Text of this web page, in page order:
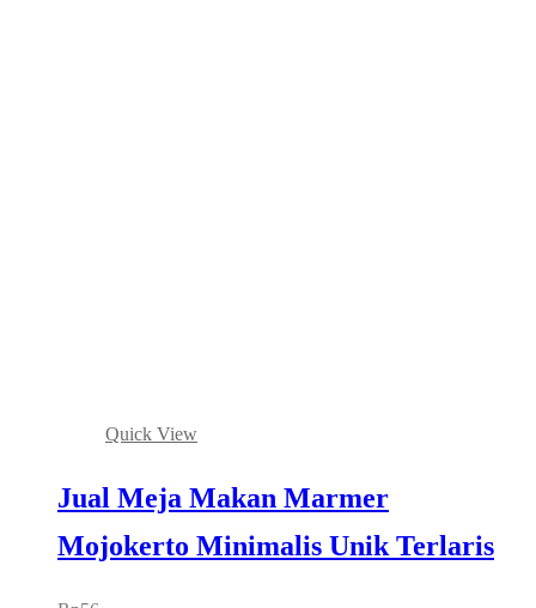
Quick View
Jual Meja Makan Marmer
Mojokerto Minimalis Unik Terlaris